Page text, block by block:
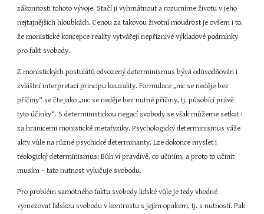
zákonitosti tohoto vývoje. Stačí ji vyhmátnout a rozumíme životu v jeho
nejtajnějších hloubkách. Cenou za takovou životní moudrost je ovšem i to,
že monistické koncepce reality vytvářejí nepříznivé výkladové podmínky
pro fakt svobody.
Z monistických postulátů odvozený determinismus bývá odůvodňován i
zvláštní interpretací principu kauzality. Formulace „nic se neděje bez
příčiny“ se čte jako „nic se neděje bez nutné příčiny, tj. působící právě
tyto účinky“. S deterministickou negací svobody se však můžeme setkat i
za hranicemi monistické metafyziky. Psychologický determinismus váže
akty vůle na různé psychické determinanty. Lze dokonce myslet i
teologický determinismus: Bůh ví pravdivě, co učiním, a proto to učinit
musím – tato nutnost vylučuje svobodu.
Pro problém samotného faktu svobody lidské vůle je tedy vhodné
vymezovat lidskou svobodu v kontrastu s jejím opakem, tj. s nutností. Pak